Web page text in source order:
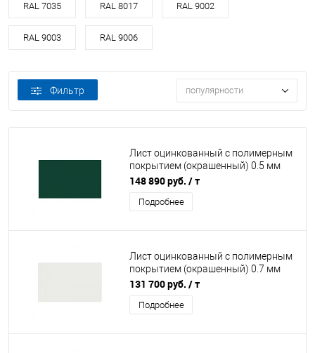
RAL 7035 RAL 8017 RAL 9002
RAL 9003 RAL 9006
Фильтр популярности
Лист оцинкованный с полимерным
покрытием (окрашенный) 0.5 мм
RAL 6005
148 890 руб. / т
Подробнее
Лист оцинкованный с полимерным
покрытием (окрашенный) 0.7 мм
RAL 9003
131 700 руб. / т
Подробнее